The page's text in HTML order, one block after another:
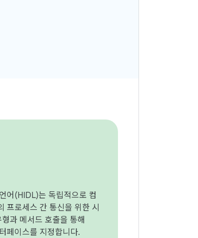
어(HIDL)는 독립적으로 컴
프로세스 간 통신을 위한 시
과 메서드 호출을 통해
페이스를 지정합니다.